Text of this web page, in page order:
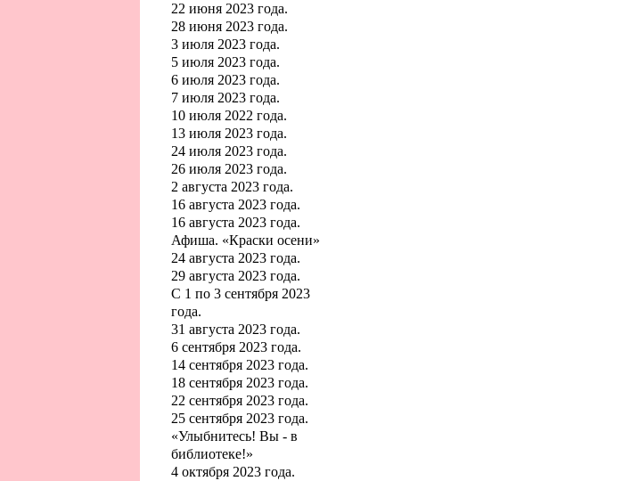
22 июня 2023 года.
28 июня 2023 года.
3 июля 2023 года.
5 июля 2023 года.
6 июля 2023 года.
7 июля 2023 года.
10 июля 2022 года.
13 июля 2023 года.
24 июля 2023 года.
26 июля 2023 года.
2 августа 2023 года.
16 августа 2023 года.
16 августа 2023 года.
Афиша. «Краски осени»
24 августа 2023 года.
29 августа 2023 года.
С 1 по 3 сентября 2023
года.
31 августа 2023 года.
6 сентября 2023 года.
14 сентября 2023 года.
18 сентября 2023 года.
22 сентября 2023 года.
25 сентября 2023 года.
«Улыбнитесь! Вы - в
библиотеке!»
4 октября 2023 года.